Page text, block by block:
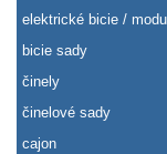
elektrické bicie /
bicie sady
činely
činelové sady
cajon